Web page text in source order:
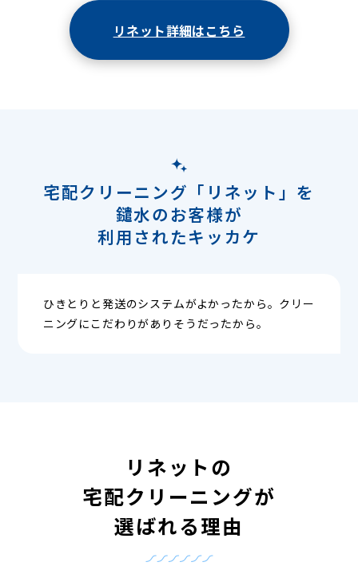
リネット詳細はこちら
宅配クリーニング「リネット」を
鑓水のお客様が
利用されたキッカケ
ひきとりと発送のシステムがよかったから。クリー
ニングにこだわりがありそうだったから。
リネットの
宅配クリーニングが
選ばれる理由